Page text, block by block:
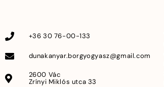
+36 30 76-00-133
dunakanyar.borgyogyasz@gmail.com
2600 Vác
Zrínyi Miklós utca 33